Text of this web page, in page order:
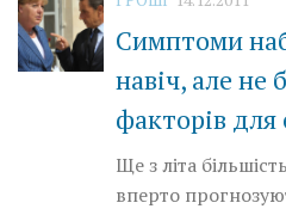
Симптоми
навіч, але не
факторів
Ще з літа
вперто